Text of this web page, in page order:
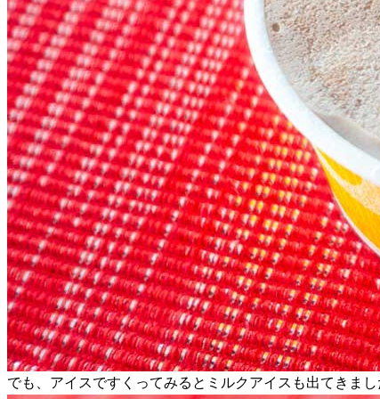
でも、アイスですくってみるとミルクアイスも出てきま